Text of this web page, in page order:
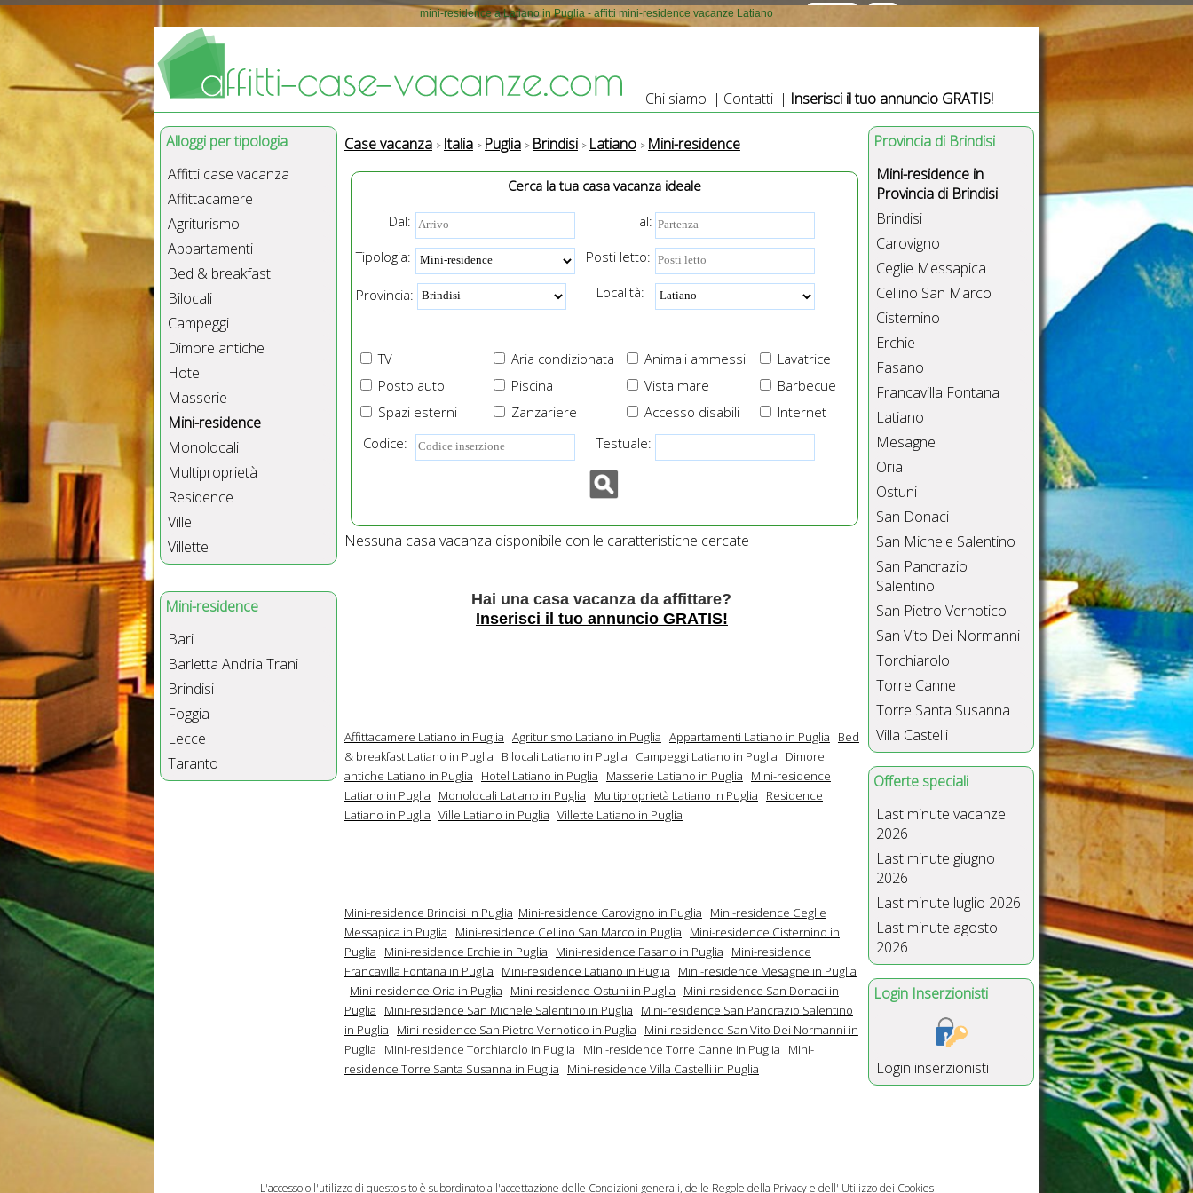
mini-residence a Latiano in Puglia - affitti mini-residence vacanze Latiano
Chi siamo | Contatti | Inserisci il tuo annuncio GRATIS!
Alloggi per tipologia
Affitti case vacanza
Affittacamere
Agriturismo
Appartamenti
Bed & breakfast
Bilocali
Campeggi
Dimore antiche
Hotel
Masserie
Mini-residence
Monolocali
Multiproprietà
Residence
Ville
Villette
Mini-residence
Bari
Barletta Andria Trani
Brindisi
Foggia
Lecce
Taranto
Case vacanza Italia Puglia Brindisi Latiano Mini-residence
Cerca la tua casa vacanza ideale
Dal:
al:
Tipologia:
Posti letto:
Provincia: Località:
TV Aria condizionata Animali ammessi
Lavatrice
Posto auto
Piscina Vista mare
Barbecue
Spazi esterni
Zanzariere Internet
Accesso disabili
Codice:
Testuale:
Nessuna casa vacanza disponibile con le caratteristiche cercate
Hai una casa vacanza da affittare?
Inserisci il tuo annuncio GRATIS!
Affittacamere Latiano in Puglia Agriturismo Latiano in Puglia Appartamenti Latiano in Puglia
Bed
& breakfast Latiano in Puglia
Bilocali Latiano in Puglia Campeggi Latiano in Puglia
Dimore
antiche Latiano in Puglia
Hotel Latiano in Puglia Masserie Latiano in Puglia
Mini-residence
Latiano in Puglia
Monolocali Latiano in Puglia Multiproprietà Latiano in Puglia
Residence
Latiano in Puglia Ville Latiano in Puglia Villette Latiano in Puglia
Mini-residence Brindisi in Puglia Mini-residence Carovigno in Puglia
Mini-residence Ceglie
Messapica in Puglia
Mini-residence Cellino San Marco in Puglia
Mini-residence Cisternino in
Puglia
Mini-residence Erchie in Puglia Mini-residence Fasano in Puglia
Mini-residence
Francavilla Fontana in Puglia
Mini-residence Latiano in Puglia
Mini-residence Mesagne in Puglia
Mini-residence Oria in Puglia
Mini-residence Ostuni in Puglia
Mini-residence San Donaci in
Puglia
Mini-residence San Michele Salentino in Puglia
Mini-residence San Pancrazio Salentino
in Puglia
Mini-residence San Pietro Vernotico in Puglia
Mini-residence San Vito Dei Normanni in
Puglia
Mini-residence Torchiarolo in Puglia Mini-residence Torre Canne in Puglia
Mini-
residence Torre Santa Susanna in Puglia
Mini-residence Villa Castelli in Puglia
Provincia di Brindisi
Mini-residence in
Provincia di Brindisi
Brindisi
Carovigno
Ceglie Messapica
Cellino San Marco
Cisternino
Erchie
Fasano
Francavilla Fontana
Latiano
Mesagne
Oria
Ostuni
San Donaci
San Michele Salentino
San Pancrazio
Salentino
San Pietro Vernotico
San Vito Dei Normanni
Torchiarolo
Torre Canne
Torre Santa Susanna
Villa Castelli
Offerte speciali
Last minute vacanze
2026
Last minute giugno
2026
Last minute luglio 2026
Last minute agosto
2026
Login Inserzionisti
Login inserzionisti
L'accesso o l'utilizzo di questo sito è subordinato all'accettazione delle Condizioni generali, delle Regole della Privacye dell' Utilizzo dei Cookies